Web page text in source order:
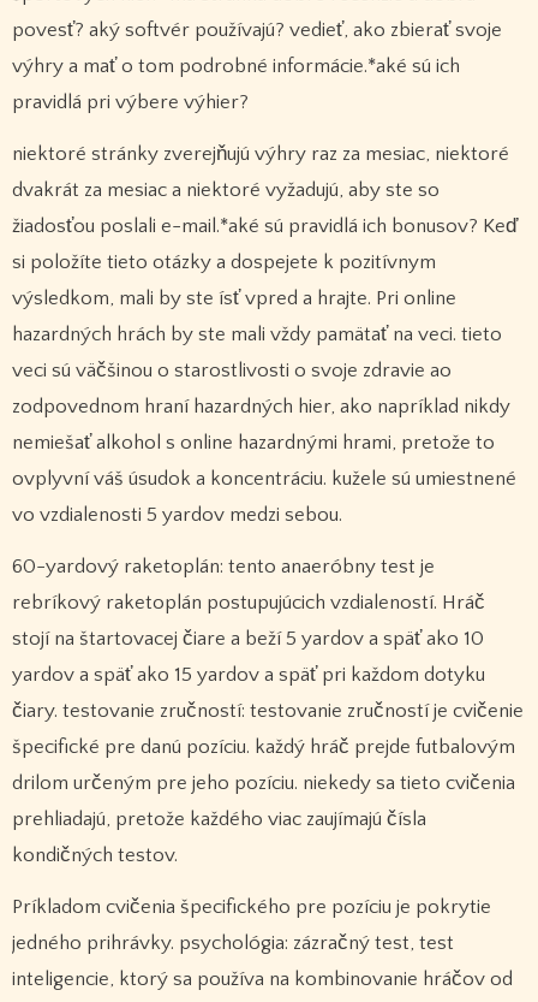
povesť? aký softvér používajú? vedieť, ako zbierať svoje
výhry a mať o tom podrobné informácie.*aké sú ich
pravidlá pri výbere výhier?
niektoré stránky zverejňujú výhry raz za mesiac, niektoré
dvakrát za mesiac a niektoré vyžadujú, aby ste so
žiadosťou poslali e-mail.*aké sú pravidlá ich bonusov? Keď
si položíte tieto otázky a dospejete k pozitívnym
výsledkom, mali by ste ísť vpred a hrajte. Pri online
hazardných hrách by ste mali vždy pamätať na veci. tieto
veci sú väčšinou o starostlivosti o svoje zdravie ao
zodpovednom hraní hazardných hier, ako napríklad nikdy
nemiešať alkohol s online hazardnými hrami, pretože to
ovplyvní váš úsudok a koncentráciu. kužele sú umiestnené
vo vzdialenosti 5 yardov medzi sebou.
60-yardový raketoplán: tento anaeróbny test je
rebríkový raketoplán postupujúcich vzdialeností. Hráč
stojí na štartovacej čiare a beží 5 yardov a späť ako 10
yardov a späť ako 15 yardov a späť pri každom dotyku
čiary. testovanie zručností: testovanie zručností je cvičenie
špecifické pre danú pozíciu. každý hráč prejde futbalovým
drilom určeným pre jeho pozíciu. niekedy sa tieto cvičenia
prehliadajú, pretože každého viac zaujímajú čísla
kondičných testov.
Príkladom cvičenia špecifického pre pozíciu je pokrytie
jedného prihrávky. psychológia: zázračný test, test
inteligencie, ktorý sa používa na kombinovanie hráčov od